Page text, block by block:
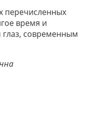
перечисленных
время и
современным